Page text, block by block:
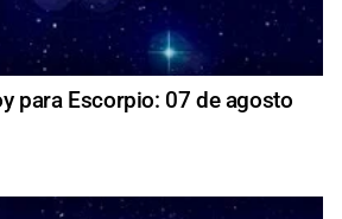
para Escorpio: 07 de agosto